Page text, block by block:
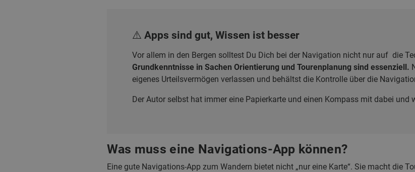
⚠️ Apps sind gut, Wissen ist besser
Vor allem in den Bergen solltest Du Dich bei der Navigation nicht nur auf die
Grundkenntnisse in Sachen Orientierung und Tourenplanung sind essenziell.
eigenes Urteilsvermögen verlassen und behältst die Kontrolle über die
Der Autor selbst hat immer eine Papierkarte und einen Kompass mit dabei und
Was muss eine Navigations-App können?
Eine gute Navigations-App zum Wandern bietet nicht „nur eine Karte“. Sie macht die